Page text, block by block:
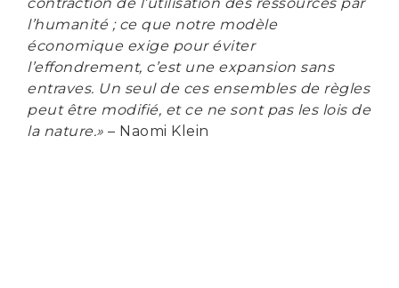
l’humanité ; ce que notre modèle
économique exige pour éviter
l’effondrement, c’est une expansion sans
entraves. Un seul de ces ensembles de règles
peut être modifié, et ce ne sont pas les lois de
la nature.» – Naomi Klein